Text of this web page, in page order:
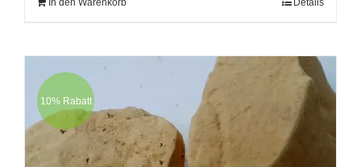
In den Warenkorb Details
10% Rabatt